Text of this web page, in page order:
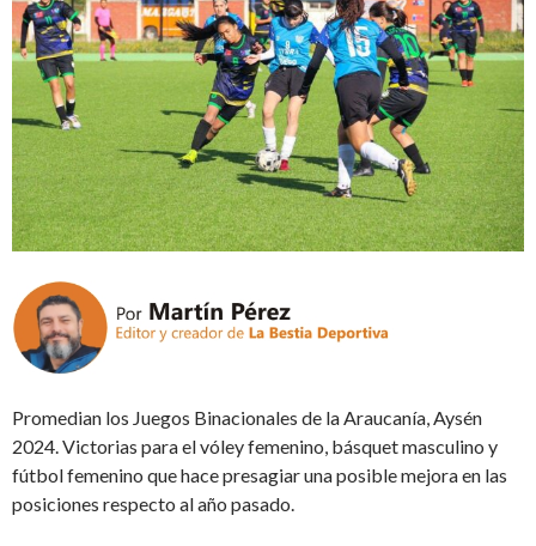
Promedian los Juegos Binacionales de la Araucanía, Aysén
2024. Victorias para el vóley femenino, básquet masculino y
fútbol femenino que hace presagiar una posible mejora en las
posiciones respecto al año pasado.